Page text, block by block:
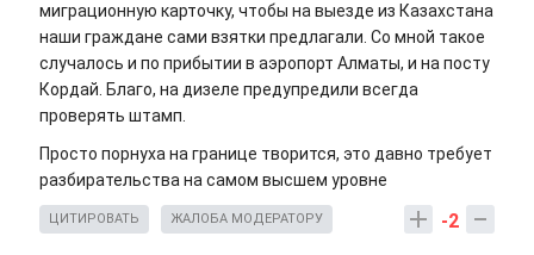
миграционную карточку, чтобы на выезде из Казахстана
наши граждане сами взятки предлагали. Со мной такое
случалось и по прибытии в аэропорт Алматы, и на посту
Кордай. Благо, на дизеле предупредили всегда
проверять штамп.
Просто порнуха на границе творится, это давно требует
разбирательства на самом высшем уровне
-2
ЦИТИРОВАТЬ ЖАЛОБА МОДЕРАТОРУ